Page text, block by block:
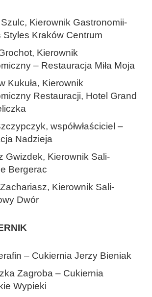
Kierownik Gastronomii-
Styles Kraków Centrum
Kierownik
– Restauracja Miła Moja
Kukuła, Kierownik
Restauracji, Hotel Grand
współwłaściciel –
Nadzieja
Gwizdek, Kierownik Sali-
Bergerac
Zachariasz, Kierownik Sali-
Dwór
– Cukiernia Jerzy Bieniak
Zagroba – Cukiernia
Wypieki